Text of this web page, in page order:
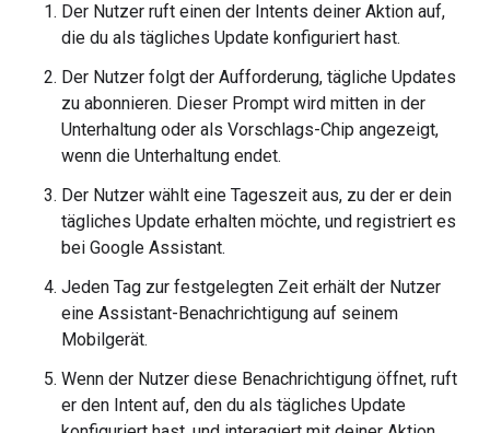
Der Nutzer ruft einen der Intents deiner Aktion auf,
die du als tägliches Update konfiguriert hast.
Der Nutzer folgt der Aufforderung, tägliche Updates
zu abonnieren. Dieser Prompt wird mitten in der
Unterhaltung oder als Vorschlags-Chip angezeigt,
wenn die Unterhaltung endet.
Der Nutzer wählt eine Tageszeit aus, zu der er dein
tägliches Update erhalten möchte, und registriert es
bei Google Assistant.
Jeden Tag zur festgelegten Zeit erhält der Nutzer
eine Assistant-Benachrichtigung auf seinem
Mobilgerät.
Wenn der Nutzer diese Benachrichtigung öffnet, ruft
er den Intent auf, den du als tägliches Update